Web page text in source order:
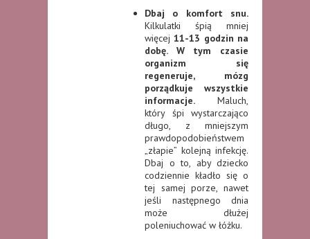
Dbaj o komfort snu.
Kilkulatki śpią mniej
więcej11-13 godzin na
dobę. W tym czasie
organizm się
regeneruje, mózg
porządkuje wszystkie
informacje. Maluch,
który śpi wystarczająco
długo, z mniejszym
prawdopodobieństwem
„złapie” kolejną infekcję.
Dbaj o to, aby dziecko
codziennie kładło się o
tej samej porze, nawet
jeśli następnego dnia
może dłużej
poleniuchować w łóżku.